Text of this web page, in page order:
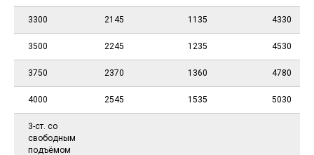
3300 2145 1135 4330
3500 2245 1235 4530
3750 2370 1360 4780
4000 2545 1535 5030
3-ст. со
свободным
подъёмом